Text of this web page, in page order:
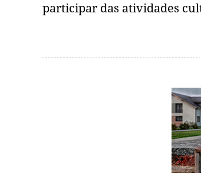
participar das atividades